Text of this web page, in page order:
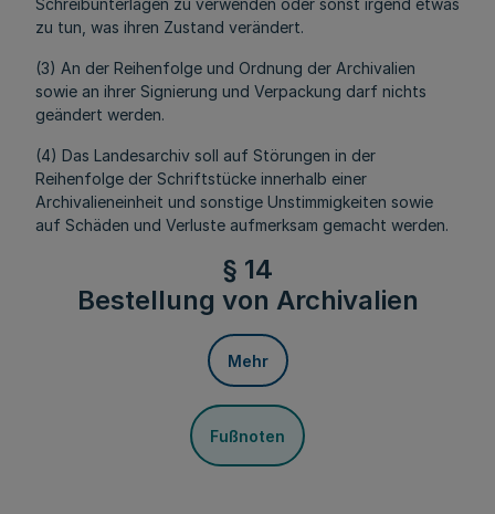
Schreibunterlagen zu verwenden oder sonst irgend etwas
zu tun, was ihren Zustand verändert.
(3) An der Reihenfolge und Ordnung der Archivalien
sowie an ihrer Signierung und Verpackung darf nichts
geändert werden.
(4) Das Landesarchiv soll auf Störungen in der
Reihenfolge der Schriftstücke innerhalb einer
Archivalieneinheit und sonstige Unstimmigkeiten sowie
auf Schäden und Verluste aufmerksam gemacht werden.
§ 14
Bestellung von Archivalien
Mehr
Fußnoten